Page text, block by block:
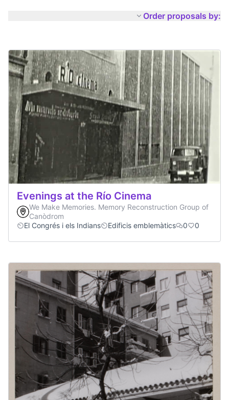
Order proposals by:
Evenings at the Río Cinema
We Make Memories. Memory Reconstruction Group of
Canòdrom
El Congrés i els Indians
Edificis emblemàtics 0 0